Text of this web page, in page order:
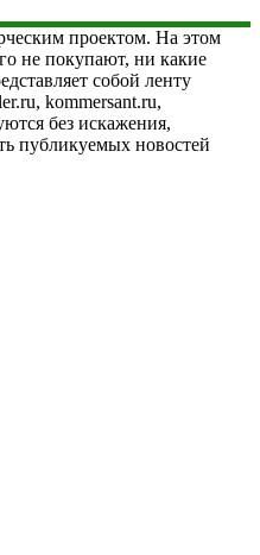
проектом. На этом
не покупают, ни какие
собой ленту
kommersant.ru,
без искажения,
публикуемых новостей